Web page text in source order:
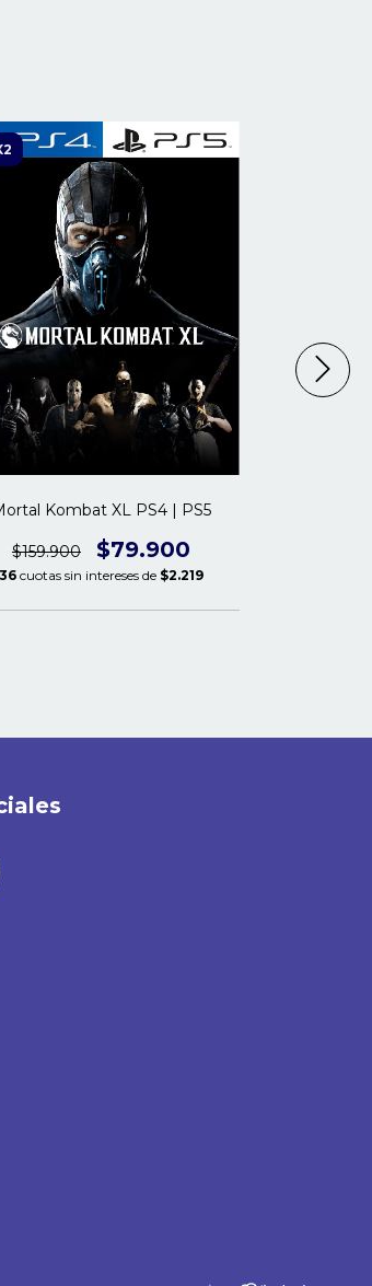
Kombat XL PS4 | PS5
$159.900 $79.900
36 cuotas sin intereses de $2.219